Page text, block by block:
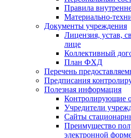
Правила
Материально-
Документы учреждения
Лицензия, устав,
лице
Коллективный
План ФХД
Перечень
Предписания
Полезная информация
Контролирующие
Учредители
Сайты
Преимущество
электронной